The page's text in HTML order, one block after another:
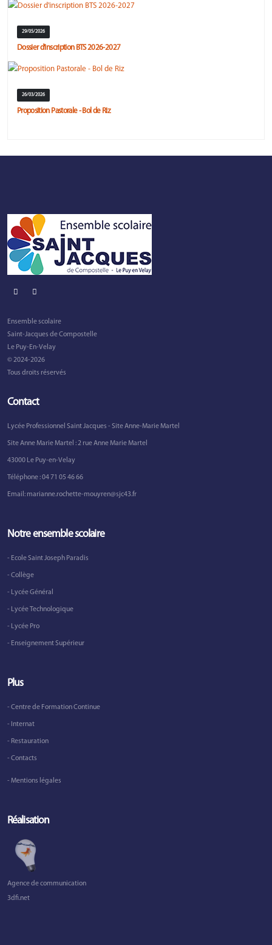
29/05/2026
Dossier d'inscription BTS 2026-2027
26/03/2026
Proposition Pastorale - Bol de Riz
Ensemble scolaire
Saint-Jacques de Compostelle
Le Puy-En-Velay
© 2024-2026
Tous droits réservés
Contact
Lycée Professionnel Saint Jacques - Site Anne-Marie Martel
Site Anne Marie Martel : 2 rue Anne Marie Martel
43000 Le Puy-en-Velay
Téléphone :04 71 05 46 66
Email: marianne.rochette-mouyren@sjc43.fr
Notre ensemble scolaire
- Ecole Saint Joseph Paradis
- Collège
- Lycée Général
- Lycée Technologique
- Lycée Pro
- Enseignement Supérieur
Plus
- Centre de Formation Continue
- Internat
- Restauration
- Contacts
- Mentions légales
Réalisation
Agence de communication
3dfi.net